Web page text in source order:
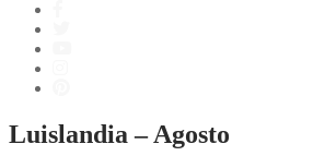
Luislandia – Agosto